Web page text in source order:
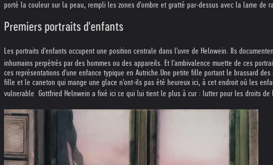
porté la couleur sur la peau, rempli les zones d'ombre et gratté par-dessus avec la lame de
Premiers portraits d'enfants
Les portraits d'enfants occupent une position centrale dans l'uvre de Helnwein. Ils
inhumains perpétrés par des hommes ou des appareils. Et l'ambivalence muette de ces
ces représentations d'une enfance typique en Autriche.Une petite fille portant le brassard
fille et le caneton qui mange une glace n'ont-ils pas été heureux ici, à cet endroit où les
vulnerable  Gottfried Helnwein a fixé ici ce qui lui tient le plus à cur : lutter pour les droits